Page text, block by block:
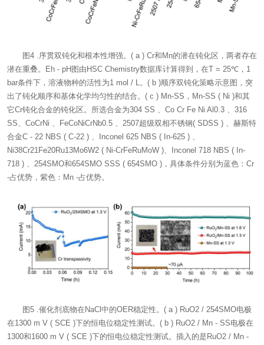
图4 .序贯双钝化和根本性增强。( a ) Cr和Mn的潜在钝化区，两者存在
潜在重叠。Eh - pH图由HSC Chemistry数据库计算得到，在T = 25℃，1
bar条件下，溶液物种的活性为1 mol / L。( b )顺序双钝化策略示意图，突
出了钝化顺序和基体化学均匀性的结合。( c ) Mn-SS，Mn-SS ( Ni )和其
它Cr钝化合金的钝化区。所选合金为304 SS 、Co Cr Fe Ni Al0.3 、316
SS、CoCrNi 、FeCoNiCrNb0.5 、2507超级双相不锈钢( SDSS ) 、赫斯特
合金C - 22 NBS ( C-22 ) 、Inconel 625 NBS ( In-625 ) 、
Ni38Cr21Fe20Ru13Mo6W2 ( Ni-CrFeRuMoW )、Inconel 718 NBS ( In-
718 ) 、254SMO和654SMO SSS ( 654SMO )，具体条件分别为蓝色：Cr
-占优势，紫色：Mn -占优势。
图5 .催化剂底物在NaCl中的OER稳定性。( a ) RuO2 / 254SMO电极
在1300 m V ( SCE )下的恒电位稳定性测试。( b ) RuO2 / Mn - SS电极在
1300和1600 m V ( SCE )下的恒电位稳定性测试。插入的是RuO2 / Mn -